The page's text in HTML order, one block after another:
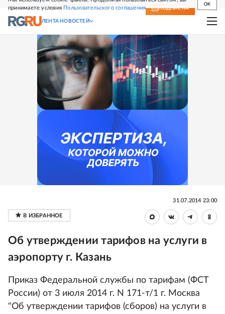
принимаете условия Пользовательского соглашения
OK
СВЕЖИЙ НОМЕР ПОДПИСКА
ЛЕНТА НОВОСТЕЙ
31.07.2014 23:00
Об утверждении тарифов на услуги в
аэропорту г. Казань
Приказ Федеральной службы по тарифам (ФСТ
России) от 3 июля 2014 г. N 171-т/1 г. Москва
"Об утверждении тарифов (сборов) на услуги в